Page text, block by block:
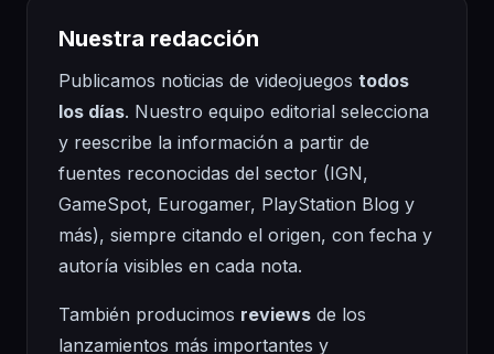
Nuestra redacción
Publicamos noticias de videojuegos todos
los días. Nuestro equipo editorial selecciona
y reescribe la información a partir de
fuentes reconocidas del sector (IGN,
GameSpot, Eurogamer, PlayStation Blog y
más), siempre citando el origen, con fecha y
autoría visibles en cada nota.
También producimos reviews de los
lanzamientos más importantes y